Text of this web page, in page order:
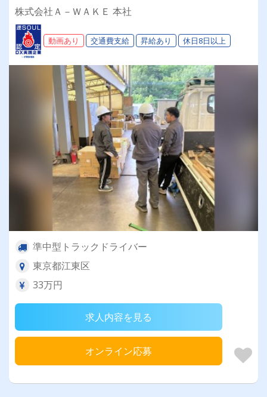
業月20h以内の好環境◎家賃補助2万円や免許取
得支援など、将来まで安心の厚待遇で働けます！
【什器リース品配送ドライバー】
株式会社Ａ－ＷＡＫＥ 本社
動画あり 交通費支給 昇給あり 休日8日以上
準中型トラックドライバー
東京都江東区
33万円
求人内容を見る
オンライン応募